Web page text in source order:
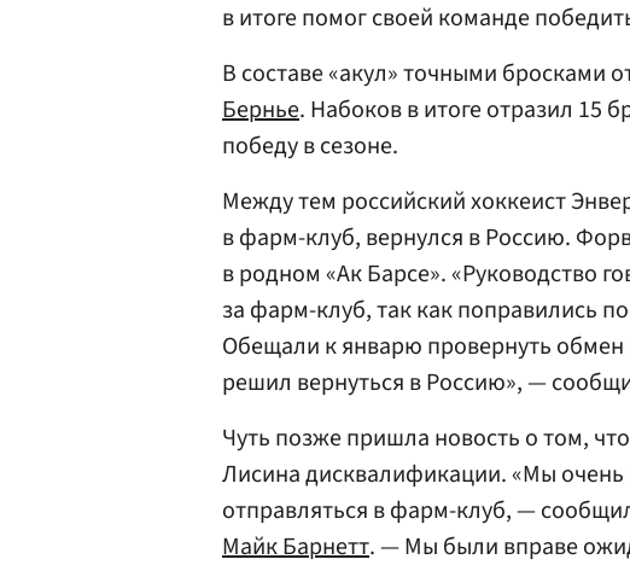
в итоге помог своей команде
В составе «акул» точными бросками
Бернье. Набоков в итоге отразил 15
победу в сезоне.
Между тем российский хоккеист
в фарм-клуб, вернулся в Россию.
в родном «Ак Барсе». «Руководство
за фарм-клуб, так как поправились
Обещали к январю провернуть обмен
решил вернуться в Россию», —
Чуть позже пришла новость о том,
Лисина дисквалификации. «Мы
отправляться в фарм-клуб, —
Майк Барнетт. — Мы были вправе